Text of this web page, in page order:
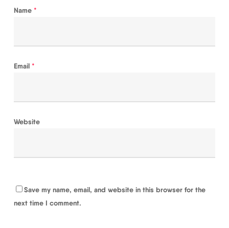
Name *
Email *
Website
Save my name, email, and website in this browser for the
next time I comment.